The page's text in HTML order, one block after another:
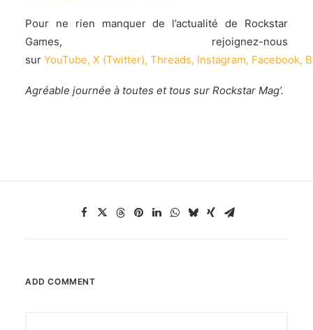
Pour ne rien manquer de l’actualité de Rockstar
Games, rejoignez-nous
sur YouTube, X (Twitter), Threads, Instagram, Facebook,
Agréable journée à toutes et tous sur Rockstar Mag’.
ADD COMMENT